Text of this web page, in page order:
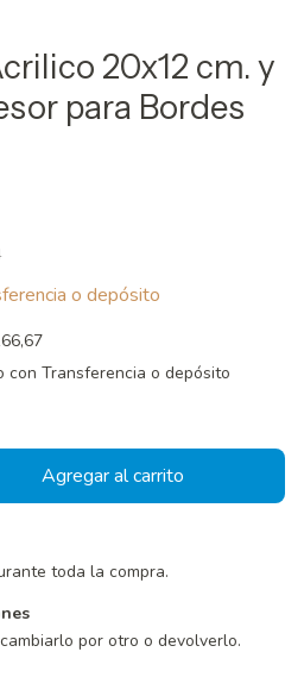
20x12 cm. y
para Bordes
o depósito
con Transferencia o depósito
toda la compra.
por otro o devolverlo.